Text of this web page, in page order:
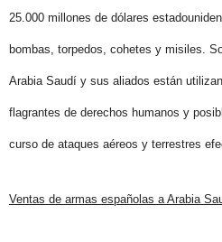
25.000 millones de dólares
bombas, torpedos, cohetes y misiles.
Arabia Saudí y sus aliados están
flagrantes de derechos humanos y
curso de ataques aéreos y terrestres
Ventas de armas españolas a Arabia